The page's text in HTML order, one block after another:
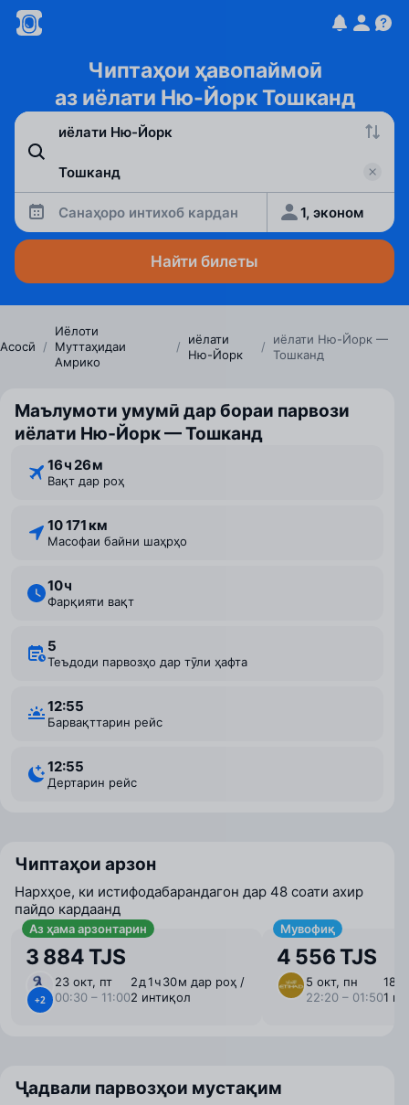
Чиптаҳои ҳавопаймоӣ
аз иёлати Ню-Йорк Тошканд
Санаҳоро интихоб кардан 1, эконом
Найти билеты
Асосӣ /
Иёлоти
Муттаҳидаи
Амрико
/
иёлати
Ню-Йорк
/
иёлати Ню-Йорк —
Тошканд
Маълумоти умумӣ дар бораи парвози
иёлати Ню‑Йорк — Тошканд
16 ⁠ч 26 ⁠м
Вақт дар роҳ
10 171 км
Масофаи байни шаҳрҳо
10 ⁠ч
Фарқияти вақт
5
Теъдоди парвозҳо дар тӯли ҳафта
12:55
Барвақттарин рейс
12:55
Дертарин рейс
Чиптаҳои арзон
Нархҳое, ки истифодабарандагон дар 48 соати ахир
пайдо кардаанд
Аз ҳама арзонтарин
3 884 TJS
+2
23 окт, пт
00:30 – 11:00
2 ⁠д 1 ⁠ч 30 ⁠м дар роҳ /
2 интиқол
Мувофиқ
4 556 TJS
5 окт, пн
22:20 – 01:50
18
1
Ҷадвали парвозҳои мустақим